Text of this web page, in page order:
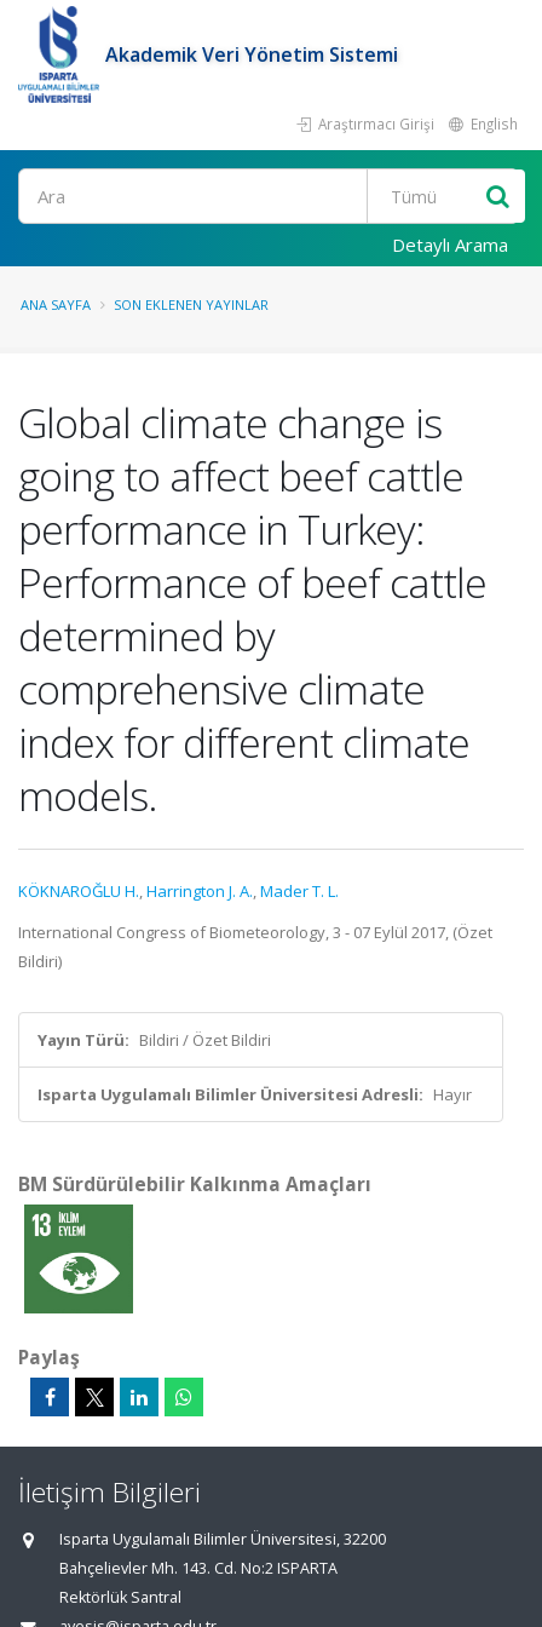
Akademik Veri Yönetim Sistemi
Araştırmacı Girişi English
Ara
Detaylı Arama
ANA SAYFA SON EKLENEN YAYINLAR
Global climate change is
going to affect beef cattle
performance in Turkey:
Performance of beef cattle
determined by
comprehensive climate
index for different climate
models.
KÖKNAROĞLU H.,Harrington J. A.,Mader T. L.
International Congress of Biometeorology, 3 - 07 Eylül 2017, (Özet
Bildiri)
Yayın Türü: Bildiri / Özet Bildiri
Isparta Uygulamalı Bilimler Üniversitesi Adresli: Hayır
BM Sürdürülebilir Kalkınma Amaçları
Paylaş
İletişim Bilgileri
Isparta Uygulamalı Bilimler Üniversitesi, 32200
Bahçelievler Mh. 143. Cd. No:2 ISPARTA
Rektörlük Santral